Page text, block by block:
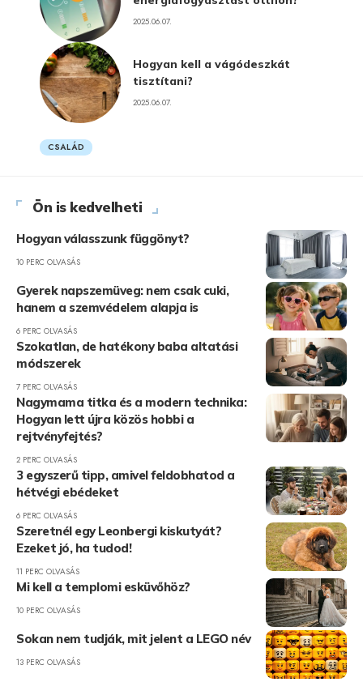
2025.06.07.
Hogyan kell a vágódeszkát
tisztítani?
2025.06.07.
CSALÁD
Ön is kedvelheti
Hogyan válasszunk függönyt?
10 PERC OLVASÁS
Gyerek napszemüveg: nem csak cuki,
hanem a szemvédelem alapja is
6 PERC OLVASÁS
Szokatlan, de hatékony baba altatási
módszerek
7 PERC OLVASÁS
Nagymama titka és a modern technika:
Hogyan lett újra közös hobbi a
rejtvényfejtés?
2 PERC OLVASÁS
3 egyszerű tipp, amivel feldobhatod a
hétvégi ebédeket
6 PERC OLVASÁS
Szeretnél egy Leonbergi kiskutyát?
Ezeket jó, ha tudod!
11 PERC OLVASÁS
Mi kell a templomi esküvőhöz?
10 PERC OLVASÁS
Sokan nem tudják, mit jelent a LEGO név
13 PERC OLVASÁS